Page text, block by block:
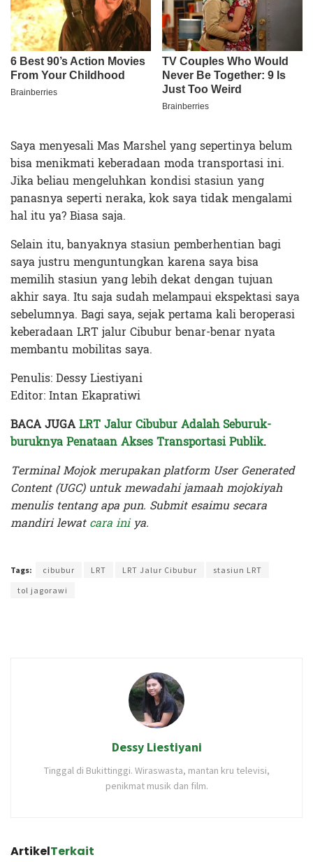
Saya menyesali Mas Marshel yang sepertinya belum
bisa menikmati keberadaan moda transportasi ini.
Jika beliau mengeluhkan kondisi stasiun yang
panasnya seperti neraka, kok saya tidak mengalami
hal itu ya? Biasa saja.
Selain itu, banyaknya stasiun pemberhentian bagi
saya justru menguntungkan karena saya bisa
memilih stasiun yang lebih dekat dengan tujuan
akhir saya. Itu saja sudah melampaui ekspektasi saya
sebelumnya. Bagi saya, sejak pertama kali beroperasi
keberadaan LRT jalur Cibubur benar-benar nyata
membantu mobilitas saya.
Penulis: Dessy Liestiyani
Editor: Intan Ekapratiwi
BACA JUGALRT Jalur Cibubur Adalah Seburuk-
buruknya Penataan Akses Transportasi Publik.
Terminal Mojok merupakan platform User Generated
Content (UGC) untuk mewadahi jamaah mojokiyah
menulis tentang apa pun. Submit esaimu secara
mandiri lewatcara iniya.
Tags: cibubur LRT LRT Jalur Cibubur
stasiun LRT
tol jagorawi
Dessy Liestiyani
Tinggal di Bukittinggi. Wiraswasta, mantan kru televisi,
penikmat musik dan film.
ArtikelTerkait